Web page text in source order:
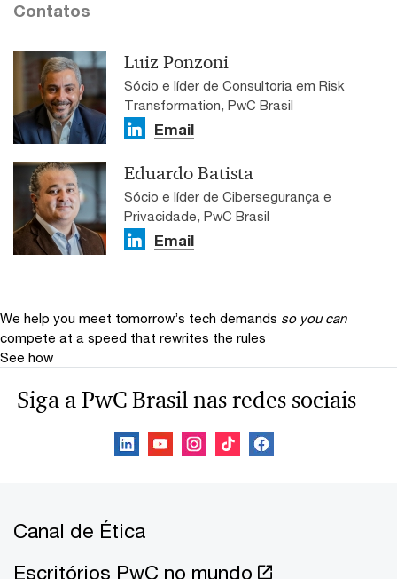
Contatos
Luiz Ponzoni
Sócio e líder de Consultoria em Risk
Transformation, PwC Brasil
Email
Eduardo Batista
Sócio e líder de Cibersegurança e
Privacidade, PwC Brasil
Email
We help you meet tomorrow’s tech demands so you can
compete at a speed that rewrites the rules
See how
Siga a PwC Brasil nas redes sociais
Canal de Ética
Escritórios PwC no mundo